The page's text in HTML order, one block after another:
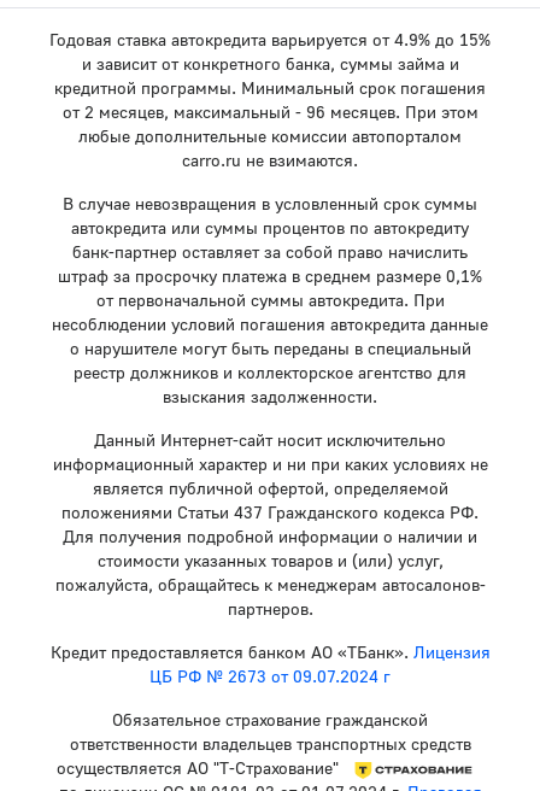
Годовая ставка автокредита варьируется от 4.9% до 15%
и зависит от конкретного банка, суммы займа и
кредитной программы. Минимальный срок погашения
от 2 месяцев, максимальный - 96 месяцев. При этом
любые дополнительные комиссии автопорталом
carro.ru не взимаются.
В случае невозвращения в условленный срок суммы
автокредита или суммы процентов по автокредиту
банк-партнер оставляет за собой право начислить
штраф за просрочку платежа в среднем размере 0,1%
от первоначальной суммы автокредита. При
несоблюдении условий погашения автокредита данные
о нарушителе могут быть переданы в специальный
реестр должников и коллекторское агентство для
взыскания задолженности.
Данный Интернет-сайт носит исключительно
информационный характер и ни при каких условиях не
является публичной офертой, определяемой
положениями Статьи 437 Гражданского кодекса РФ.
Для получения подробной информации о наличии и
стоимости указанных товаров и (или) услуг,
пожалуйста, обращайтесь к менеджерам автосалонов-
партнеров.
Кредит предоставляется банком АО «ТБанк». Лицензия
ЦБ РФ № 2673 от 09.07.2024 г
Обязательное страхование гражданской
ответственности владельцев транспортных средств
осуществляется АО "Т-Страхование"